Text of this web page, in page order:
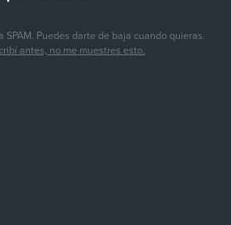
Puedes darte de baja cuando quieras.
antes, no me muestres esto.